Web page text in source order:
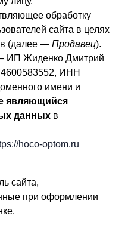
обработку
сайта в целях
(далее — Продавец).
ИП Жиденко Дмитрий
ИНН
имени и
являющийся
данных в
hoco-optom.ru
сайта,
при оформлении